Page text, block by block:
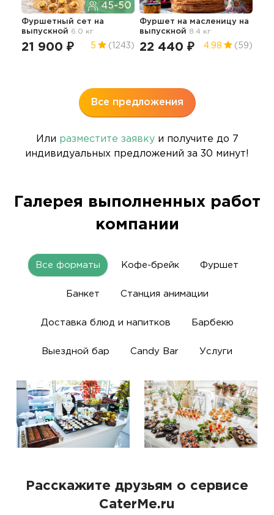
45-50
Фуршетный сет на
выпускной 6.0 кг
21 900 ₽ 5 (1243)
Фуршет на масленицу на
выпускной 8.4 кг
22 440 ₽ 4.98 (59)
Все предложения
Или разместите заявкуи получите до 7
индивидуальных предложений за 30 минут!
Галерея выполненных работ
компании
Все форматы Кофе-брейк Фуршет
Банкет Станция анимации
Доставка блюд и напитков Барбекю
Выездной бар Candy Bar Услуги
Расскажите друзьям о сервисе
CaterMe.ru